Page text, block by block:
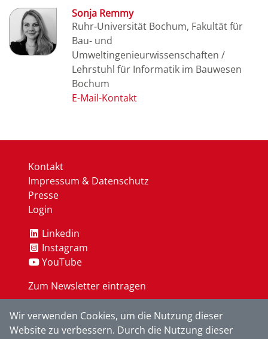
Sonja Remmy
Ruhr-Universität Bochum, Fakultät für
Bau- und
Umweltingenieurwissenschaften /
Lehrstuhl für Informatik im Bauwesen
Bochum
Kontakt
Impressum & Datenschutz
Presse
Login
Linkedin
Instagram
YouTube
Zum Newsletter eintragen
OK
Wir verwenden Cookies, um die Nutzung dieser
Website zu verbessern. Durch die Nutzung dieser